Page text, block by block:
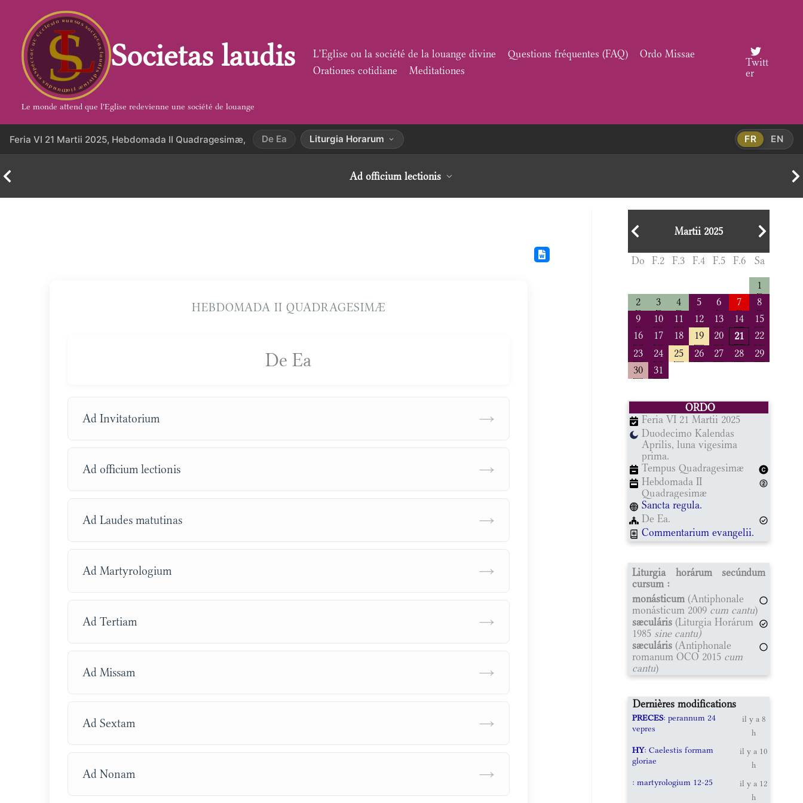
contenu
Societas laudis
Le monde attend que l'Eglise redevienne une société de louange
L’Eglise ou la société de la louange divine Questions fréquentes (FAQ)
Ordo Missae
Orationes cotidiane
Meditationes
Twitt
er
Feria VI 21 Martii 2025, Hebdomada II Quadragesimæ, De Ea Liturgia Horarum FR EN
Ad officium lectionis
HEBDOMADA II QUADRAGESIMÆ
De Ea
Ad Invitatorium →
Ad officium lectionis →
Ad Laudes matutinas →
Ad Martyrologium →
Ad Tertiam →
Ad Missam →
Ad Sextam →
Ad Nonam →
Martii 2025
Do F.2 F.3 F.4 F.5 F.6 Sa
1
2
3 4 5 6 7
8
9
10 11 12 13 14
15
16
17 18 19 20 21
22
23
24 25 26 27 28
29
30
31
ORDO
Feria VI 21 Martii 2025
Duodecimo Kalendas
Aprilis, luna vigesima
prima.
Tempus Quadragesimæ
Hebdomada II
Quadragesimæ
Sancta regula.
De Ea.
Commentarium evangelii.
Liturgia horárum secúndum
cursum :
monásticum (Antiphonale
monásticum 2009 cum cantu)
sæculáris (Liturgia Horárum
1985 sine cantu)
sæculáris (Antiphonale
romanum OCO 2015 cum
cantu)
Dernières modifications
PRECES: perannum 24
vepres
il y a 8
h
HY: Caelestis formam
gloriae
il y a 10
h
: martyrologium 12-25
il y a 12
h